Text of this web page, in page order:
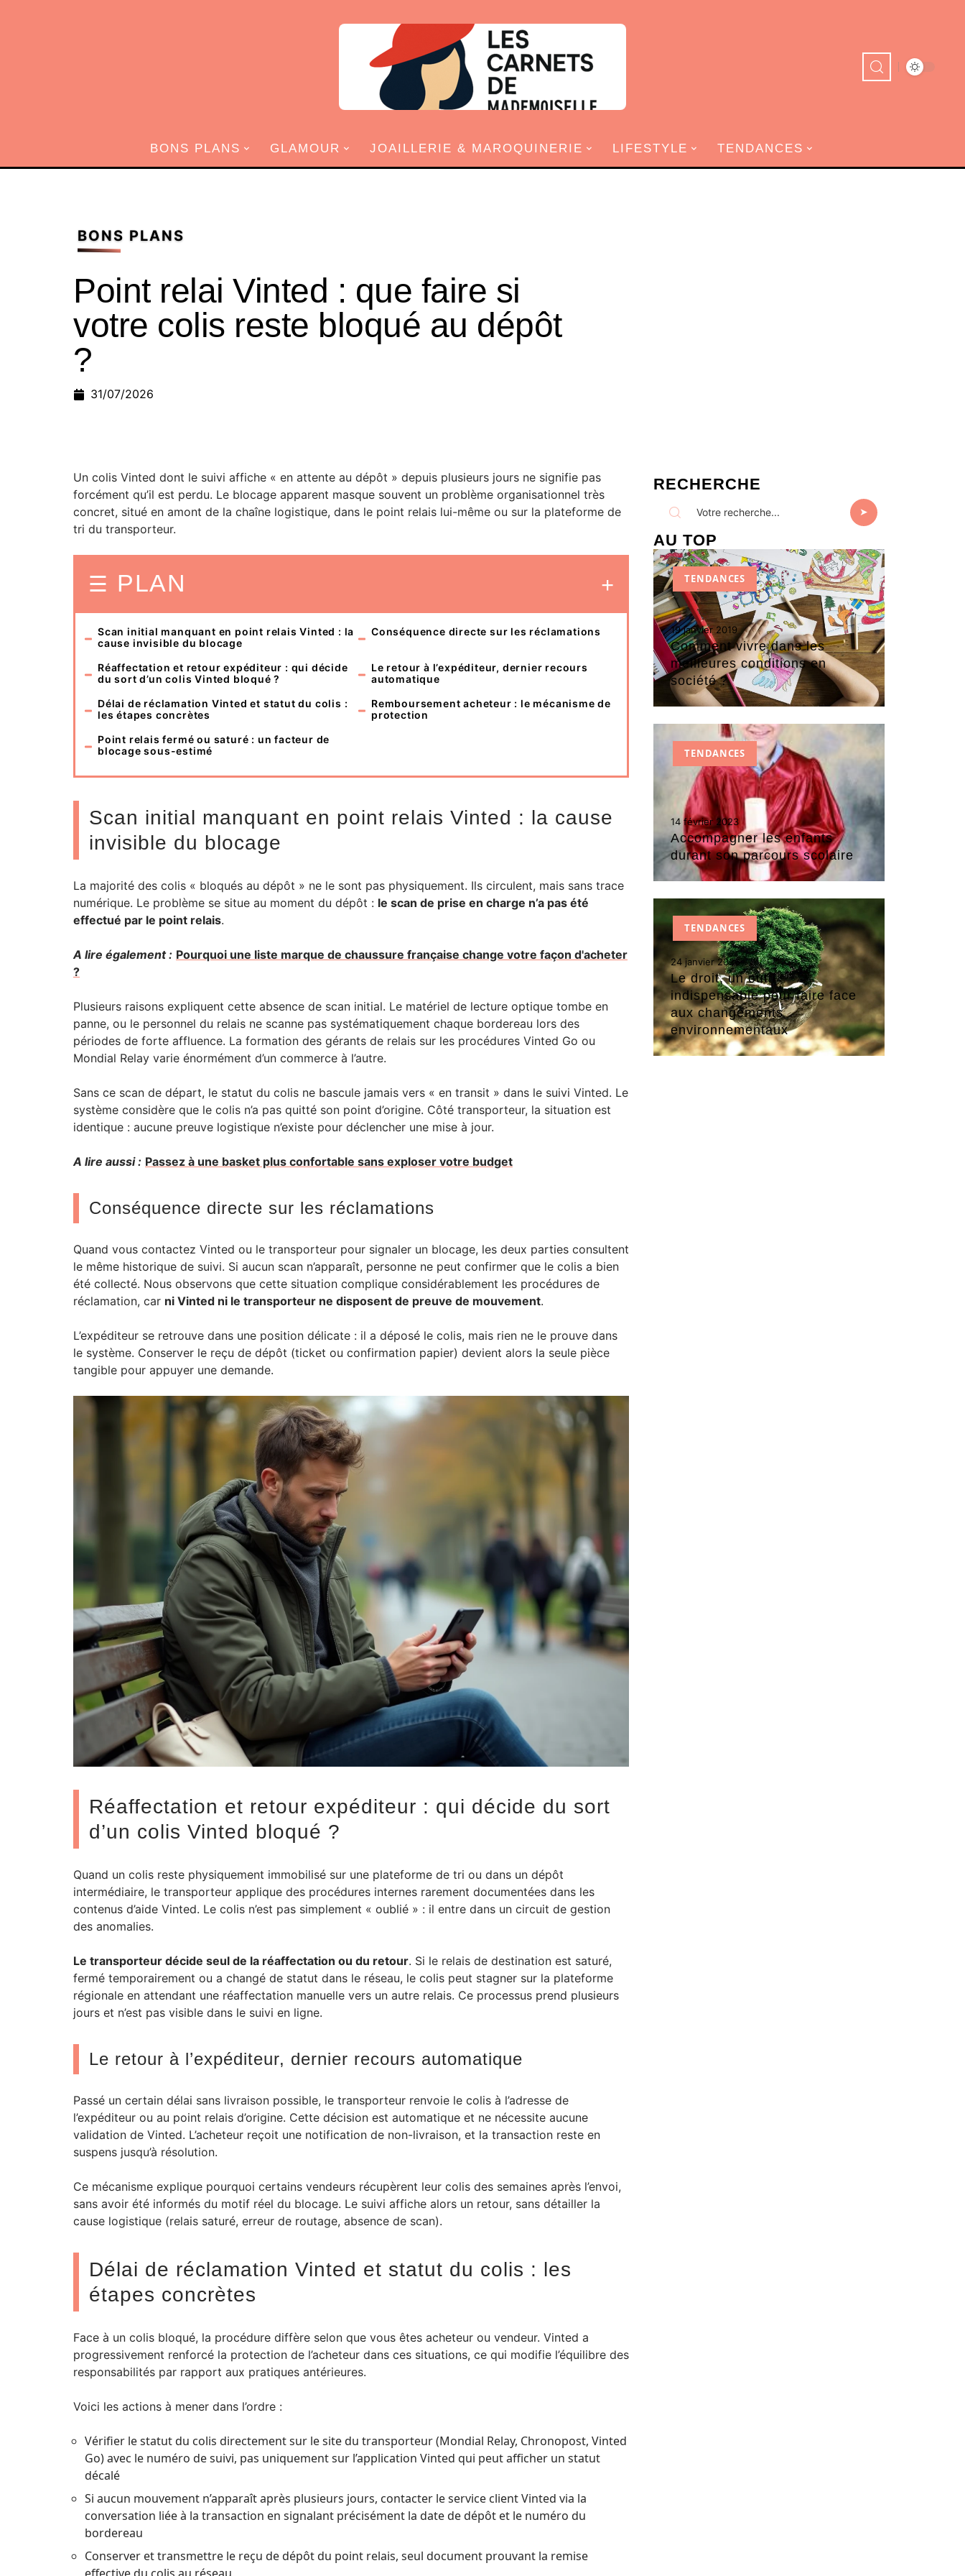
BONS PLANS GLAMOUR JOAILLERIE & MAROQUINERIE LIFESTYLE TENDANCES
BONS PLANS
Point relai Vinted : que faire si
votre colis reste bloqué au dépôt
?
31/07/2026
Un colis Vinted dont le suivi affiche « en attente au dépôt » depuis plusieurs jours ne signifie pas
forcément qu’il est perdu. Le blocage apparent masque souvent un problème organisationnel très
concret, situé en amont de la chaîne logistique, dans le point relais lui-même ou sur la plateforme de
tri du transporteur.
PLAN
Scan initial manquant en point relais Vinted : la
cause invisible du blocage
Conséquence directe sur les réclamations
Réaffectation et retour expéditeur : qui décide
du sort d’un colis Vinted bloqué ?
Le retour à l’expéditeur, dernier recours
automatique
Délai de réclamation Vinted et statut du colis :
les étapes concrètes
Remboursement acheteur : le mécanisme de
protection
Point relais fermé ou saturé : un facteur de
blocage sous-estimé
Scan initial manquant en point relais Vinted : la cause
invisible du blocage
La majorité des colis « bloqués au dépôt » ne le sont pas physiquement. Ils circulent, mais sans trace
numérique. Le problème se situe au moment du dépôt : le scan de prise en charge n’a pas été
effectué par le point relais.
A lire également : Pourquoi une liste marque de chaussure française change votre façon d'acheter
?
Plusieurs raisons expliquent cette absence de scan initial. Le matériel de lecture optique tombe en
panne, ou le personnel du relais ne scanne pas systématiquement chaque bordereau lors des
périodes de forte affluence. La formation des gérants de relais sur les procédures Vinted Go ou
Mondial Relay varie énormément d’un commerce à l’autre.
Sans ce scan de départ, le statut du colis ne bascule jamais vers « en transit » dans le suivi Vinted. Le
système considère que le colis n’a pas quitté son point d’origine. Côté transporteur, la situation est
identique : aucune preuve logistique n’existe pour déclencher une mise à jour.
A lire aussi : Passez à une basket plus confortable sans exploser votre budget
Conséquence directe sur les réclamations
Quand vous contactez Vinted ou le transporteur pour signaler un blocage, les deux parties consultent
le même historique de suivi. Si aucun scan n’apparaît, personne ne peut confirmer que le colis a bien
été collecté. Nous observons que cette situation complique considérablement les procédures de
réclamation, car ni Vinted ni le transporteur ne disposent de preuve de mouvement.
L’expéditeur se retrouve dans une position délicate : il a déposé le colis, mais rien ne le prouve dans
le système. Conserver le reçu de dépôt (ticket ou confirmation papier) devient alors la seule pièce
tangible pour appuyer une demande.
Réaffectation et retour expéditeur : qui décide du sort
d’un colis Vinted bloqué ?
Quand un colis reste physiquement immobilisé sur une plateforme de tri ou dans un dépôt
intermédiaire, le transporteur applique des procédures internes rarement documentées dans les
contenus d’aide Vinted. Le colis n’est pas simplement « oublié » : il entre dans un circuit de gestion
des anomalies.
Le transporteur décide seul de la réaffectation ou du retour. Si le relais de destination est saturé,
fermé temporairement ou a changé de statut dans le réseau, le colis peut stagner sur la plateforme
régionale en attendant une réaffectation manuelle vers un autre relais. Ce processus prend plusieurs
jours et n’est pas visible dans le suivi en ligne.
Le retour à l’expéditeur, dernier recours automatique
Passé un certain délai sans livraison possible, le transporteur renvoie le colis à l’adresse de
l’expéditeur ou au point relais d’origine. Cette décision est automatique et ne nécessite aucune
validation de Vinted. L’acheteur reçoit une notification de non-livraison, et la transaction reste en
suspens jusqu’à résolution.
Ce mécanisme explique pourquoi certains vendeurs récupèrent leur colis des semaines après l’envoi,
sans avoir été informés du motif réel du blocage. Le suivi affiche alors un retour, sans détailler la
cause logistique (relais saturé, erreur de routage, absence de scan).
Délai de réclamation Vinted et statut du colis : les
étapes concrètes
Face à un colis bloqué, la procédure diffère selon que vous êtes acheteur ou vendeur. Vinted a
progressivement renforcé la protection de l’acheteur dans ces situations, ce qui modifie l’équilibre des
responsabilités par rapport aux pratiques antérieures.
Voici les actions à mener dans l’ordre :
Vérifier le statut du colis directement sur le site du transporteur (Mondial Relay, Chronopost, Vinted
Go) avec le numéro de suivi, pas uniquement sur l’application Vinted qui peut afficher un statut
décalé
Si aucun mouvement n’apparaît après plusieurs jours, contacter le service client Vinted via la
conversation liée à la transaction en signalant précisément la date de dépôt et le numéro du
bordereau
Conserver et transmettre le reçu de dépôt du point relais, seul document prouvant la remise
RECHERCHE
AU TOP
TENDANCES
19 janvier 2019
Comment vivre dans les
meilleures conditions en
société ?
TENDANCES
14 février 2023
Accompagner les enfants
durant son parcours scolaire
TENDANCES
24 janvier 2026
Le droit, un outil
indispensable pour faire face
aux changements
environnementaux